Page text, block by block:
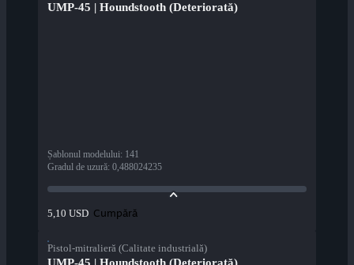
UMP-45 | Houndstooth (Deteriorată)
Șablonul modelului: 141
Gradul de uzură: 0,488024235
5,10 USD Cumpără
Pistol-mitralieră (Calitate industrială)